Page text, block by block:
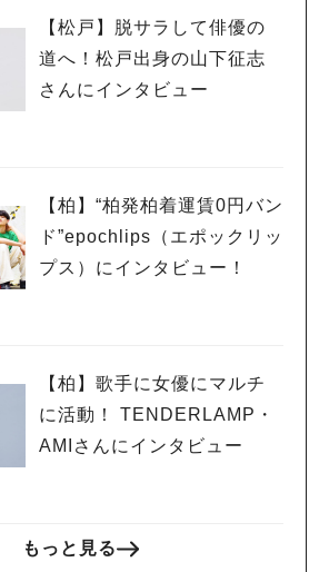
【松戸】脱サラして俳優の
道へ！松戸出身の山下征志
さんにインタビュー
【柏】“柏発柏着運賃0円バン
ド”epochlips（エポックリッ
プス）にインタビュー！
【柏】歌手に女優にマルチ
に活動！ TENDERLAMP・
AMIさんにインタビュー
もっと見る